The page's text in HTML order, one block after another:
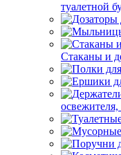
туалетной
Стаканы и
освежителя,